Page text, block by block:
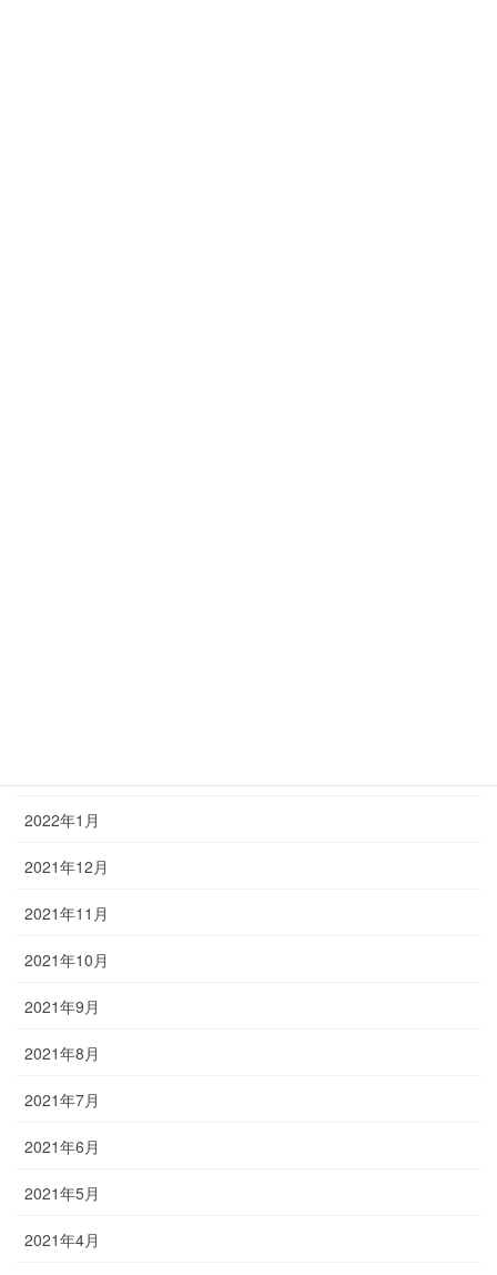
2022年1月
2021年12月
2021年11月
2021年10月
2021年9月
2021年8月
2021年7月
2021年6月
2021年5月
2021年4月